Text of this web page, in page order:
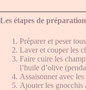
Les étapes de préparation
Préparer et peser
Laver et couper les
Faire cuire les
l’huile d’olive
Assaisonner avec
Ajouter les gnocchis